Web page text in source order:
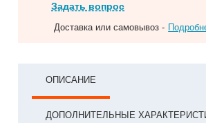
Задать вопрос
Доставка или самовывоз -
ОПИСАНИЕ
ДОПОЛНИТЕЛЬНЫЕ